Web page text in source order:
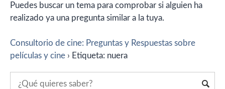
Puedes buscar un tema para comprobar si alguien ha
realizado ya una pregunta similar a la tuya.
Consultorio de cine: Preguntas y Respuestas sobre
películas y cine › Etiqueta: nuera